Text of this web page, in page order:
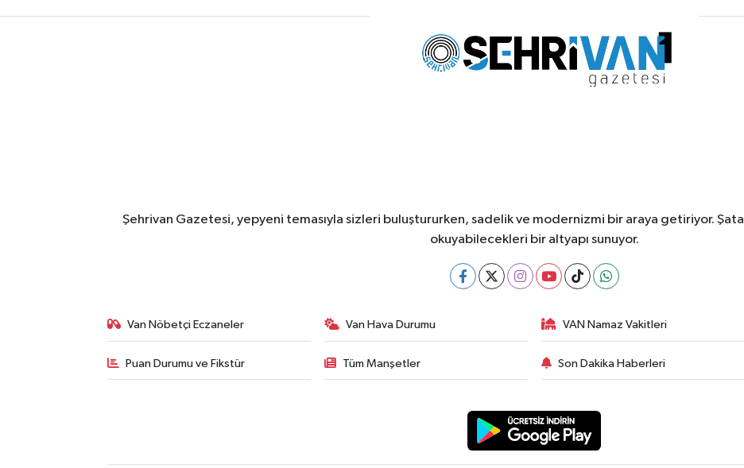
Şehrivan Gazetesi, yepyeni temasıyla sizleri buluştururken, sadelik ve modernizmi bir araya getiriyor.
okuyabilecekleri bir altyapı sunuyor.
Van Nöbetçi Eczaneler Van Hava Durumu VAN Namaz Vakitleri
Puan Durumu ve Fikstür Tüm Manşetler Son Dakika Haberleri